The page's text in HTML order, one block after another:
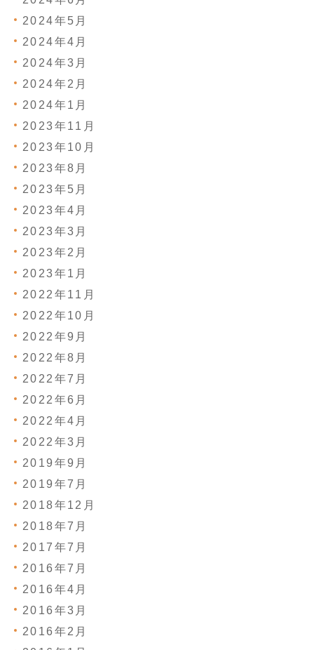
2024年5月
2024年4月
2024年3月
2024年2月
2024年1月
2023年11月
2023年10月
2023年8月
2023年5月
2023年4月
2023年3月
2023年2月
2023年1月
2022年11月
2022年10月
2022年9月
2022年8月
2022年7月
2022年6月
2022年4月
2022年3月
2019年9月
2019年7月
2018年12月
2018年7月
2017年7月
2016年7月
2016年4月
2016年3月
2016年2月